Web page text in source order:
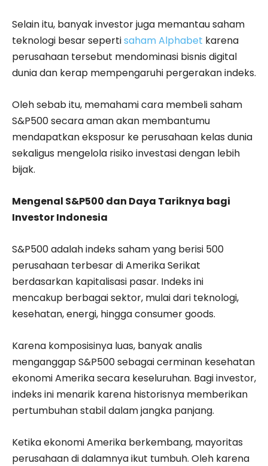
Selain itu, banyak investor juga memantau saham
teknologi besar sepertisaham Alphabet karena
perusahaan tersebut mendominasi bisnis digital
dunia dan kerap mempengaruhi pergerakan indeks.
Oleh sebab itu, memahami cara membeli saham
S&P500 secara aman akan membantumu
mendapatkan eksposur ke perusahaan kelas dunia
sekaligus mengelola risiko investasi dengan lebih
bijak.
Mengenal S&P500 dan Daya Tariknya bagi
Investor Indonesia
S&P500 adalah indeks saham yang berisi 500
perusahaan terbesar di Amerika Serikat
berdasarkan kapitalisasi pasar. Indeks ini
mencakup berbagai sektor, mulai dari teknologi,
kesehatan, energi, hingga consumer goods.
Karena komposisinya luas, banyak analis
menganggap S&P500 sebagai cerminan kesehatan
ekonomi Amerika secara keseluruhan. Bagi investor,
indeks ini menarik karena historisnya memberikan
pertumbuhan stabil dalam jangka panjang.
Ketika ekonomi Amerika berkembang, mayoritas
perusahaan di dalamnya ikut tumbuh. Oleh karena